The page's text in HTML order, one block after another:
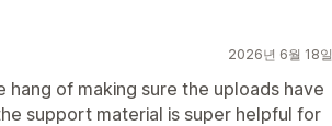
2026년 6월 18일
of making sure the uploads have
support material is super helpful for